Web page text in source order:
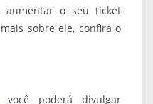
aumentar o seu ticket
sobre ele, confira o
poderá divulgar